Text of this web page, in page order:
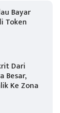
Bayar
Token
Dari
Besar,
Ke Zona